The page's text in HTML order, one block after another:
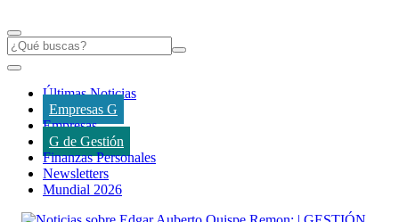
Últimas Noticias
Empresas G
Empresas
G de Gestión
Finanzas Personales
Newsletters
Mundial 2026